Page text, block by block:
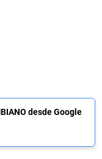
desde Google